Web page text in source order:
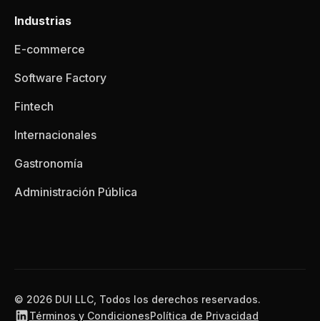
Industrias
E-commerce
Software Factory
Fintech
Internacionales
Gastronomía
Administración Pública
© 2026 DUI LLC, Todos los derechos reservados.
Términos y CondicionesPolítica de Privacidad